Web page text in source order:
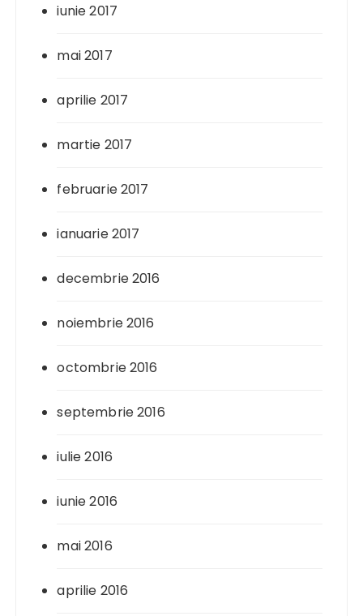
iunie 2017
mai 2017
aprilie 2017
martie 2017
februarie 2017
ianuarie 2017
decembrie 2016
noiembrie 2016
octombrie 2016
septembrie 2016
iulie 2016
iunie 2016
mai 2016
aprilie 2016